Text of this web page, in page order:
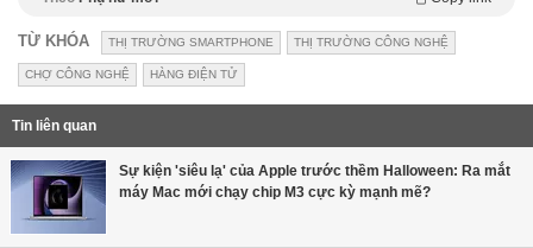
TỪ KHÓA THỊ TRƯỜNG SMARTPHONE THỊ TRƯỜNG CÔNG NGHỆ
CHỢ CÔNG NGHỆ HÀNG ĐIỆN TỬ
Tin liên quan
Sự kiện 'siêu lạ' của Apple trước thềm Halloween: Ra mắt
máy Mac mới chạy chip M3 cực kỳ mạnh mẽ?